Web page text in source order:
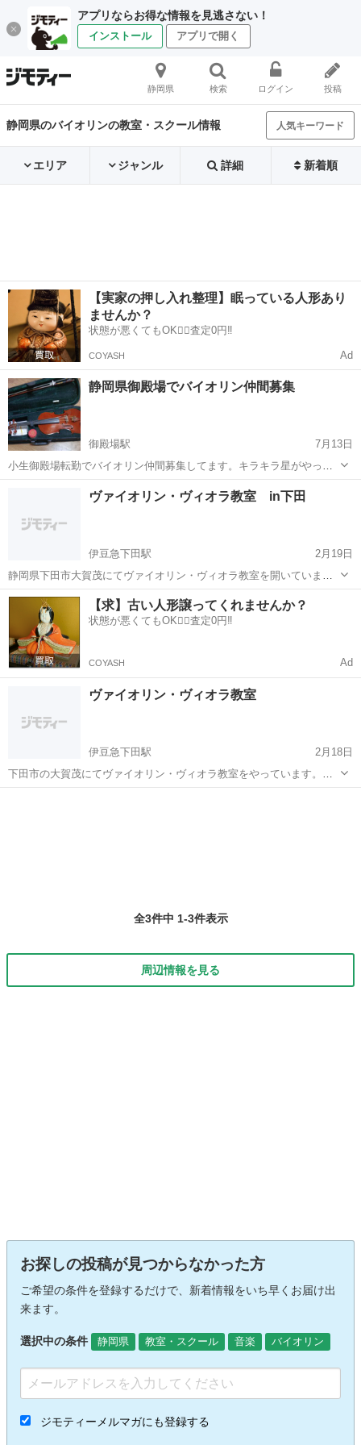
アプリならお得な情報を見逃さない！
インストール アプリで開く
静岡県 検索 ログイン 投稿
静岡県のバイオリンの教室・スクール情報 人気キーワード
エリア ジャンル 詳細 新着順
【実家の押し入れ整理】眠っている人形あり
ませんか？
状態が悪くてもOK🙆‍♀️査定0円‼️
COYASH Ad
静岡県御殿場でバイオリン仲間募集
御殿場駅
7月13日
小生御殿場転勤でバイオリン仲間募集してます。キラキラ星がやっと
弾ける程度です。 近くにバイオリン教室もなければ、弾いてる人もい
ないので募集してます。ピアノ弾ける人でもいいです。
御殿場市 御殿場駅 バイオリン 仲間
ヴァイオリン・ヴィオラ教室 in下田
伊豆急下田駅
2月19日
静岡県下田市大賀茂にてヴァイオリン・ヴィオラ教室を開いていま
す。 基礎から学び、小品からしっかり弾けるように指導いたします。
レッスン１回あたりの料金 大人 ５０００円/６０分 幼児 ２５００
円/３０分 小学生...
静岡 下田市 伊豆急下田駅 バイオリン
【求】古い人形譲ってくれませんか？
状態が悪くてもOK🙆‍♀️査定0円‼️
COYASH Ad
ヴァイオリン・ヴィオラ教室
伊豆急下田駅
2月18日
下田市の大賀茂にてヴァイオリン・ヴィオラ教室をやっています。詳
細はお問い合わせください。 レッスン1時間 大人5000円/60分 幼児
全3件中 1-3件表示
周辺情報を見る
お探しの投稿が見つからなかった方
ご希望の条件を登録するだけで、新着情報をいち早くお届け出
来ます。
選択中の条件 静岡県 教室・スクール 音楽 バイオリン
ジモティーメルマガにも登録する